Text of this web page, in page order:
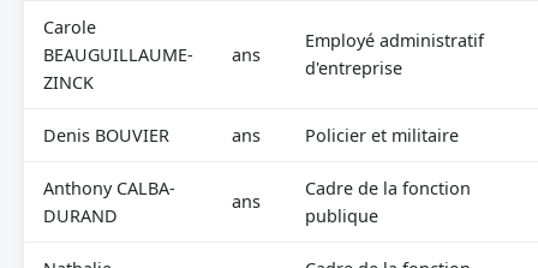
Carole
BEAUGUILLAUME-
ZINCK
ans
Employé administratif
d'entreprise
Denis BOUVIER ans Policier et militaire
Anthony CALBA-
DURAND
ans
Cadre de la fonction
publique